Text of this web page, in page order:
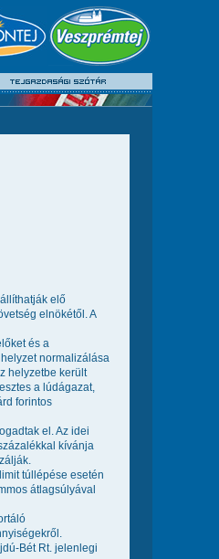
elő
elnökétől. A
és a
normalizálása
került 
a lúdágazat,
forintos
el. Az idei
kívánja
túllépése esetén
átlagsúlyával
Bét Rt. jelenlegi